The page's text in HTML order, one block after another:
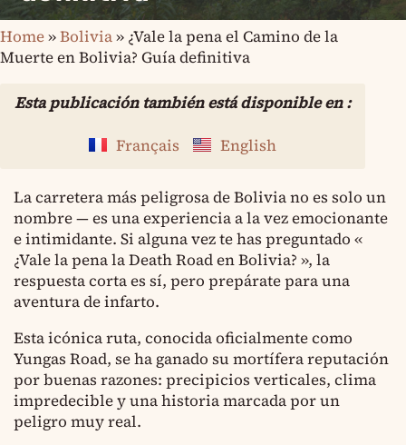
Home»Bolivia» ¿Vale la pena el Camino de la
Muerte en Bolivia? Guía definitiva
Esta publicación también está disponible en :
Français
English
La carretera más peligrosa de Bolivia no es solo un
nombre — es una experiencia a la vez emocionante
e intimidante. Si alguna vez te has preguntado «
¿Vale la pena la Death Road en Bolivia? », la
respuesta corta es sí, pero prepárate para una
aventura de infarto.
Esta icónica ruta, conocida oficialmente como
Yungas Road, se ha ganado su mortífera reputación
por buenas razones: precipicios verticales, clima
impredecible y una historia marcada por un
peligro muy real.